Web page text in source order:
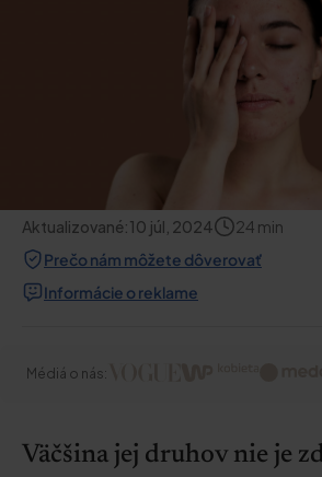
Aktualizované:10 júl, 2024 24 min
Prečo nám môžete dôverovať
Informácie o reklame
Médiá o nás:
Väčšina jej druhov nie je